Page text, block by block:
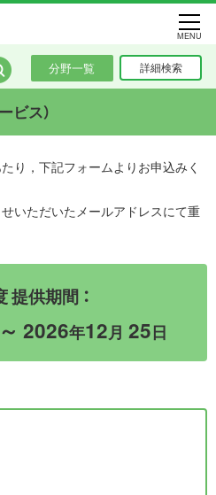
分野一覧 詳細検索
MENU
ビス）
り，下記フォームよりお申込みく
いただいたメールアドレスにて重
提供期間 ：
～ 2026年12月 25日